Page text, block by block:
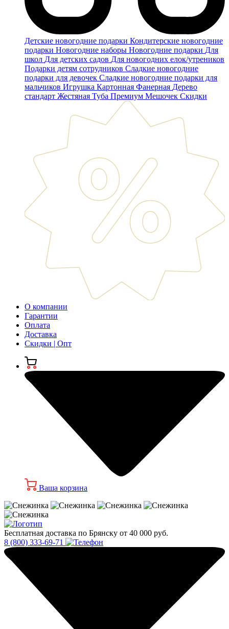
Детские новогодние подарки Кондитерские новогодние
подарки Новогодние наборы Новогодние подарки Для
школ Для детских садов Для новогодних елок/утреников
Подарки детям сотрудников Сладкие новогодние
подарки для девочек Сладкие новогодние подарки для
мальчиков Игрушка Картонная Фанерная Дерево
стандарт Жестяная Туба Премиум Мешочек Скидки
О компании
Гарантии
Оплата
Доставка
Скидки | Опт
Ваша корзина
Бесплатная доставка по Брянску от 40 000 руб.
8 (800) 333-69-71